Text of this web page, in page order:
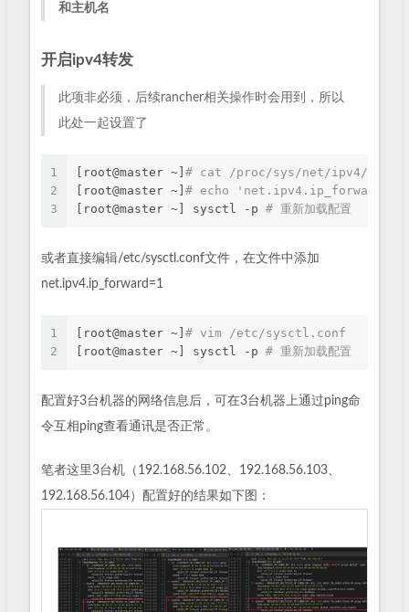
和主机名
开启ipv4转发
此项非必须，后续rancher相关操作时会用到，所以
此处一起设置了
1
2
3
[root@master ~] # cat /proc/sys/net/ipv4/
[root@master ~] # echo
[root@master ~] sysctl -p # 重新加载配置
或者直接编辑/etc/sysctl.conf文件，在文件中添加
net.ipv4.ip_forward=1
1
2
[root@master ~] # vim /etc/sysctl.conf
[root@master ~] sysctl -p # 重新加载配置
配置好3台机器的网络信息后，可在3台机器上通过ping命
令互相ping查看通讯是否正常。
笔者这里3台机（192.168.56.102、192.168.56.103、
192.168.56.104）配置好的结果如下图：